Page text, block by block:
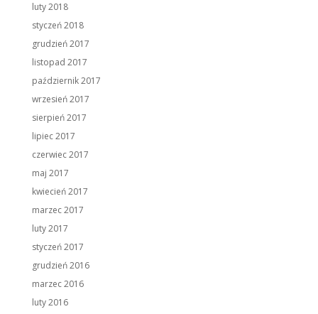
luty 2018
styczeń 2018
grudzień 2017
listopad 2017
październik 2017
wrzesień 2017
sierpień 2017
lipiec 2017
czerwiec 2017
maj 2017
kwiecień 2017
marzec 2017
luty 2017
styczeń 2017
grudzień 2016
marzec 2016
luty 2016